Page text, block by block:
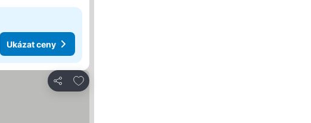
Ukázat ceny
Sdílet
Přidat na seznam oblíbených hotelů